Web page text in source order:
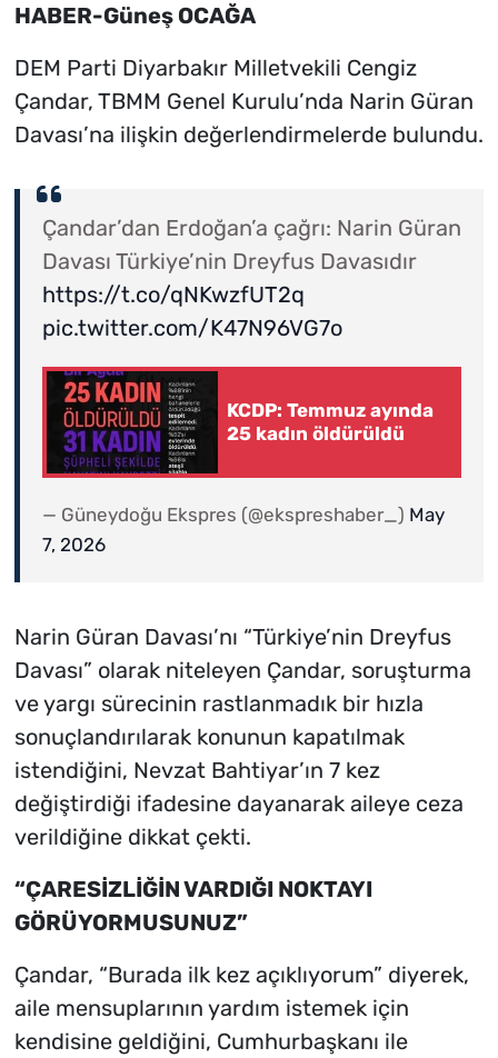
HABER-Güneş OCAĞA
DEM Parti Diyarbakır Milletvekili Cengiz
Çandar, TBMM Genel Kurulu’nda Narin Güran
Davası’na ilişkin değerlendirmelerde bulundu.
Çandar’dan Erdoğan’a çağrı: Narin Güran
Davası Türkiye’nin Dreyfus Davasıdır
https://t.co/qNKwzfUT2q
pic.twitter.com/K47N96VG7o
KCDP: Temmuz ayında
25 kadın öldürüldü
— Güneydoğu Ekspres (@ekspreshaber_) May
7, 2026
Narin Güran Davası’nı “Türkiye’nin Dreyfus
Davası” olarak niteleyen Çandar, soruşturma
ve yargı sürecinin rastlanmadık bir hızla
sonuçlandırılarak konunun kapatılmak
istendiğini, Nevzat Bahtiyar’ın 7 kez
değiştirdiği ifadesine dayanarak aileye ceza
verildiğine dikkat çekti.
“ÇARESİZLİĞİN VARDIĞI NOKTAYI
GÖRÜYORMUSUNUZ”
Çandar, “Burada ilk kez açıklıyorum” diyerek,
aile mensuplarının yardım istemek için
kendisine geldiğini, Cumhurbaşkanı ile